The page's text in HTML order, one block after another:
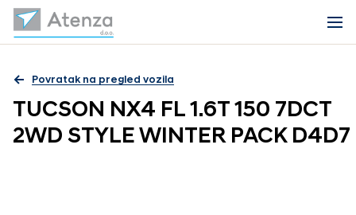
Povratak na pregled vozila
TUCSON NX4 FL 1.6T 150 7DCT
2WD STYLE WINTER PACK D4D7